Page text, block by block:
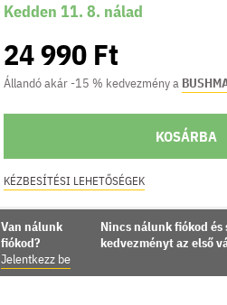
Kedden 11. 8. nálad
24 990 Ft
Állandó akár -15 % kedvezmény a
KOSÁRBA
KÉZBESÍTÉSI LEHETŐSÉGEK
Van nálunk
fiókod?
Jelentkezz be
Nincs nálunk fiókod
kedvezményt az első